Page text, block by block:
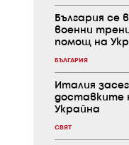
България се
военни
помощ на
БЪЛГАРИЯ
Италия
доставките
Украйна
СВЯТ